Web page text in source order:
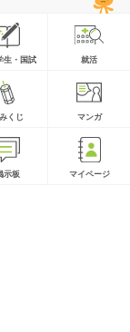
生・国試 就活
くじ マンガ
示板 マイページ